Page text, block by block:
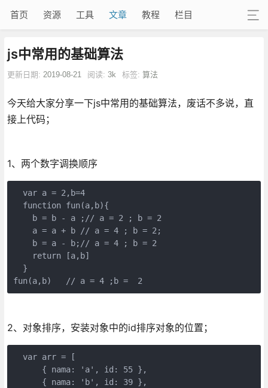
首页 资源 工具 文章 教程 栏目
js中常用的基础算法
更新日期: 2019-08-21 阅读: 3k 标签: 算法
今天给大家分享一下js中常用的基础算法，废话不多说，直
接上代码；
1、两个数字调换顺序
  var a = 2,b=4
  function fun(a,b){
    b = b - a ;// a = 2 ; b = 2
    a = a + b // a = 4 ; b = 2;
    b = a - b;// a = 4 ; b = 2
    return [a,b]
  }
fun(a,b)   // a = 4 ;b =  2
2、对象排序，安装对象中的id排序对象的位置；
  var arr = [
      { nama: 'a', id: 55 },
      { nama: 'b', id: 39 },